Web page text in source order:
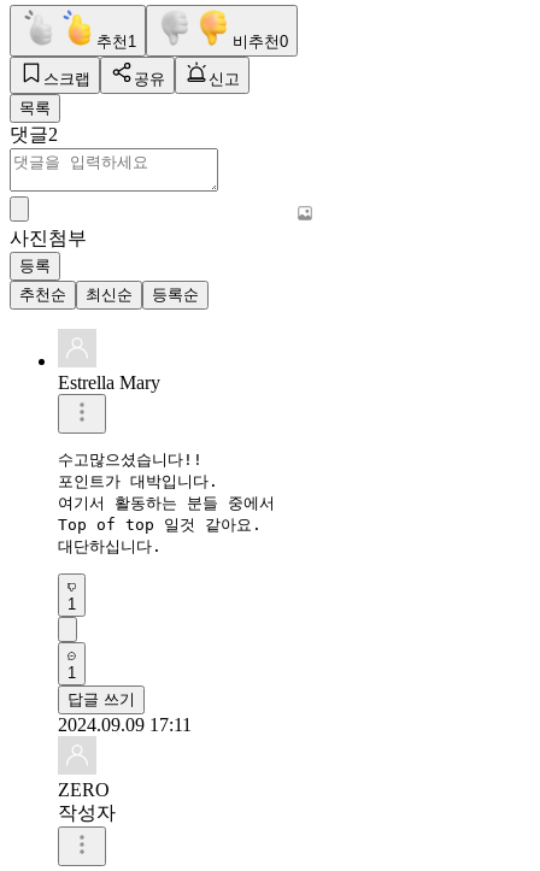
추천 1 비추천0
스크랩 공유
신고
목록
댓글2
사진첨부
등록
추천순
최신순 등록순
Estrella Mary
수고많으셨습니다!!
포인트가 대박입니다.
여기서 활동하는 분들 중에서
Top of top 일것 같아요.
대단하십니다.
1
1
답글 쓰기
2024.09.09 17:11
ZERO
작성자